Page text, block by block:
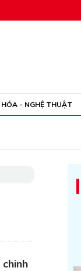
- NGHỆ THUẬT